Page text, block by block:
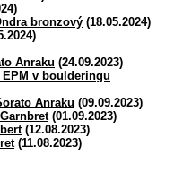
bronzový (18.05.2024)
Anraku (24.09.2023)
v boulderingu
Anraku (09.09.2023)
(01.09.2023)
(12.08.2023)
(11.08.2023)